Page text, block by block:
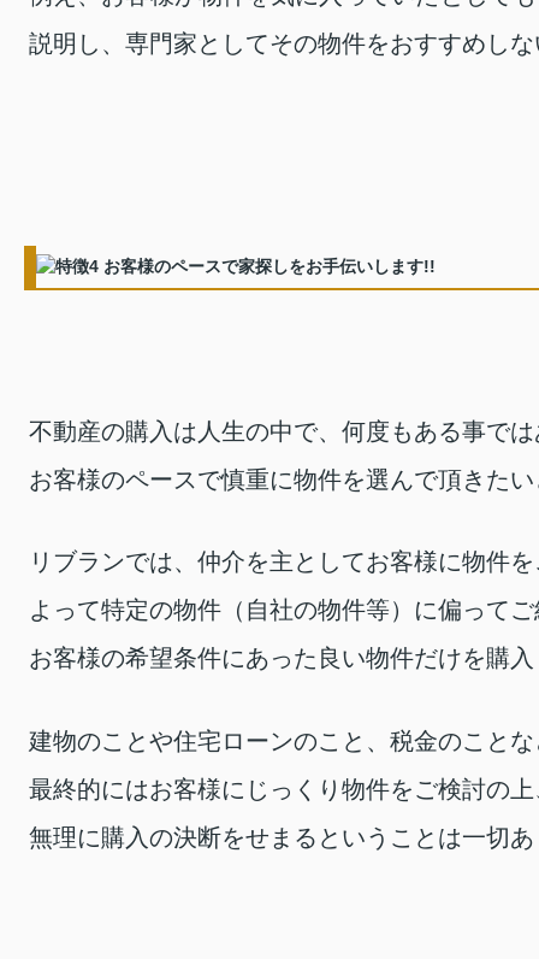
説明し、専門家としてその物件をおすすめし
不動産の購入は人生の中で、何度もある事で
お客様のペースで慎重に物件を選んで頂きた
リブランでは、仲介を主としてお客様に物件
よって特定の物件（自社の物件等）に偏って
お客様の希望条件にあった良い物件だけを購
建物のことや住宅ローンのこと、税金のこと
最終的にはお客様にじっくり物件をご検討の
無理に購入の決断をせまるということは一切